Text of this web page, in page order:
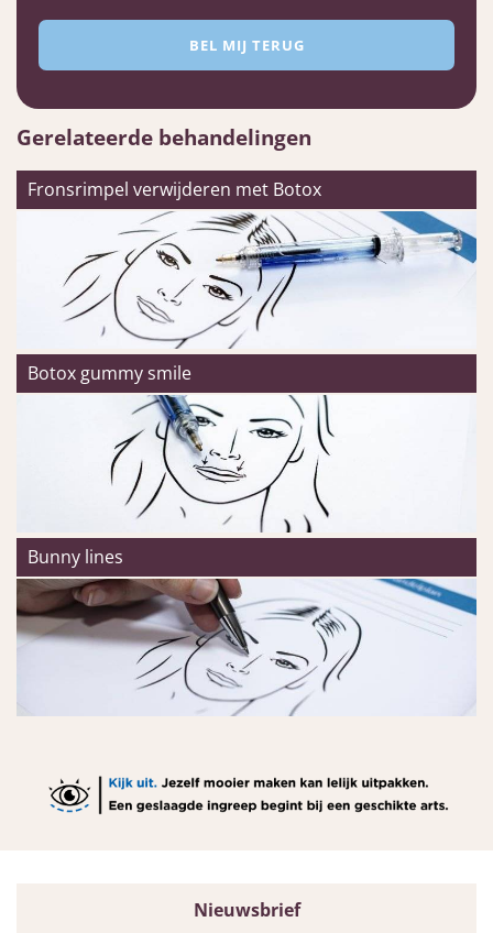
Gerelateerde behandelingen
Fronsrimpel verwijderen met Botox
Botox gummy smile
Bunny lines
Nieuwsbrief